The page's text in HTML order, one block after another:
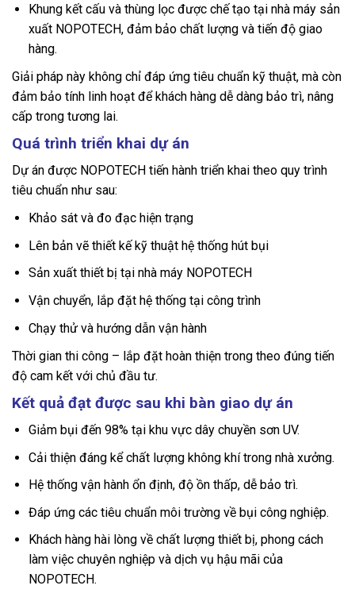
Khung kết cấu và thùng lọc được chế tạo tại nhà máy sản
xuất NOPOTECH, đảm bảo chất lượng và tiến độ giao
hàng.
Giải pháp này không chỉ đáp ứng tiêu chuẩn kỹ thuật, mà còn
đảm bảo tính linh hoạt để khách hàng dễ dàng bảo trì, nâng
cấp trong tương lai.
Quá trình triển khai dự án
Dự án được NOPOTECH tiến hành triển khai theo quy trình
tiêu chuẩn như sau:
Khảo sát và đo đạc hiện trạng
Lên bản vẽ thiết kế kỹ thuật hệ thống hút bụi
Sản xuất thiết bị tại nhà máy NOPOTECH
Vận chuyển, lắp đặt hệ thống tại công trình
Chạy thử và hướng dẫn vận hành
Thời gian thi công – lắp đặt hoàn thiện trong theo đúng tiến
độ cam kết với chủ đầu tư.
Kết quả đạt được sau khi bàn giao dự án
Giảm bụi đến 98% tại khu vực dây chuyền sơn UV.
Cải thiện đáng kể chất lượng không khí trong nhà xưởng.
Hệ thống vận hành ổn định, độ ồn thấp, dễ bảo trì.
Đáp ứng các tiêu chuẩn môi trường về bụi công nghiệp.
Khách hàng hài lòng về chất lượng thiết bị, phong cách
làm việc chuyên nghiệp và dịch vụ hậu mãi của
NOPOTECH.